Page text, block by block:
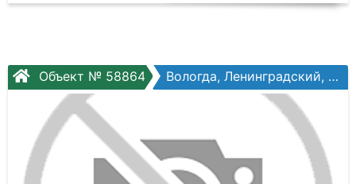
Объект № 58864 Вологда, Ленинградский, Новгородская ул, №5